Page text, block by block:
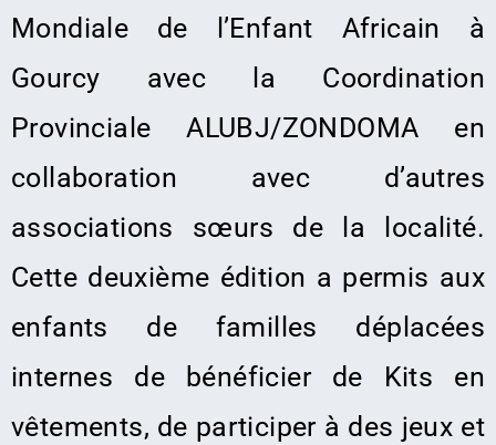
Mondiale de l’Enfant Africain à
Gourcy avec la Coordination
Provinciale ALUBJ/ZONDOMA en
collaboration avec d’autres
associations sœurs de la localité.
Cette deuxième édition a permis aux
enfants de familles déplacées
internes de bénéficier de Kits en
vêtements, de participer à des jeux et